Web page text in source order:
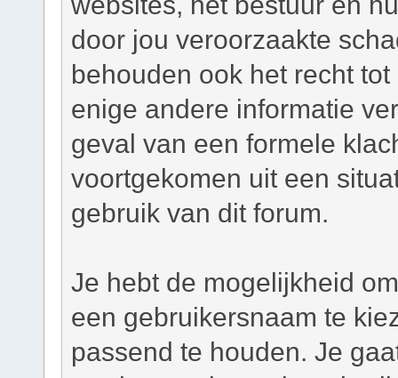
door jou veroorzaakte
behouden ook het recht
enige andere informatie
geval van een formele
voortgekomen uit een
gebruik van dit forum.
Je hebt de mogelijkheid
een gebruikersnaam te
passend te houden. Je